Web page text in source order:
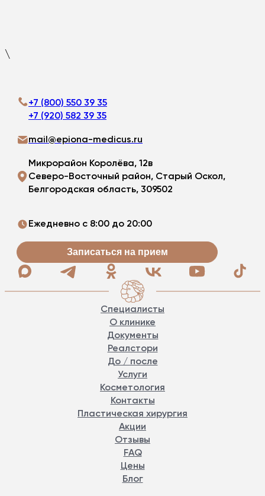
\
+7 (800) 550 39 35
+7 (920) 582 39 35
mail@epiona-medicus.ru
Микрорайон Королёва, 12в
Северо-Восточный район, Старый Оскол,
Белгородская область, 309502
Ежедневно с 8:00 до 20:00
Записаться на прием
Специалисты
О клинике
Документы
Реалстори
До / после
Услуги
Косметология
Контакты
Пластическая хирургия
Акции
Отзывы
FAQ
Цены
Блог